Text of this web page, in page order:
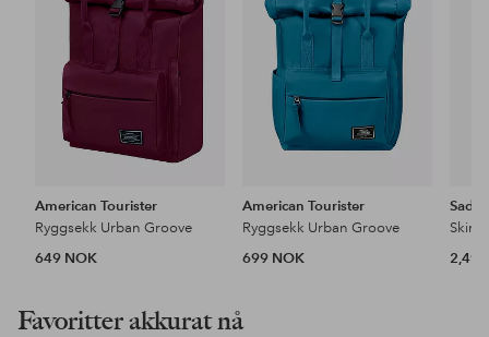
American Tourister
Ryggsekk Urban Groove
649 NOK
American Tourister
Ryggsekk Urban Groove
699 NOK
Favoritter akkurat nå